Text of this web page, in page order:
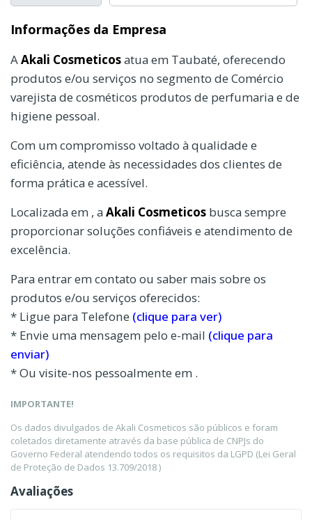
Informações da Empresa
A Akali Cosmeticosatua em Taubaté, oferecendo
produtos e/ou serviços no segmento de Comércio
varejista de cosméticos produtos de perfumaria e de
higiene pessoal.
Com um compromisso voltado à qualidade e
eficiência, atende às necessidades dos clientes de
forma prática e acessível.
Localizada em , a Akali Cosmeticos busca sempre
proporcionar soluções confiáveis e atendimento de
excelência.
Para entrar em contato ou saber mais sobre os
produtos e/ou serviços oferecidos:
* Ligue para Telefone (clique para ver)
* Envie uma mensagem pelo e-mail (clique para
enviar)
* Ou visite-nos pessoalmente em .
IMPORTANTE!
Os dados divulgados de Akali Cosmeticos são públicos e foram
coletados diretamente através da base pública de CNPJs do
Governo Federal atendendo todos os requisitos da LGPD (Lei Geral
de Proteção de Dados 13.709/2018 )
Avaliações